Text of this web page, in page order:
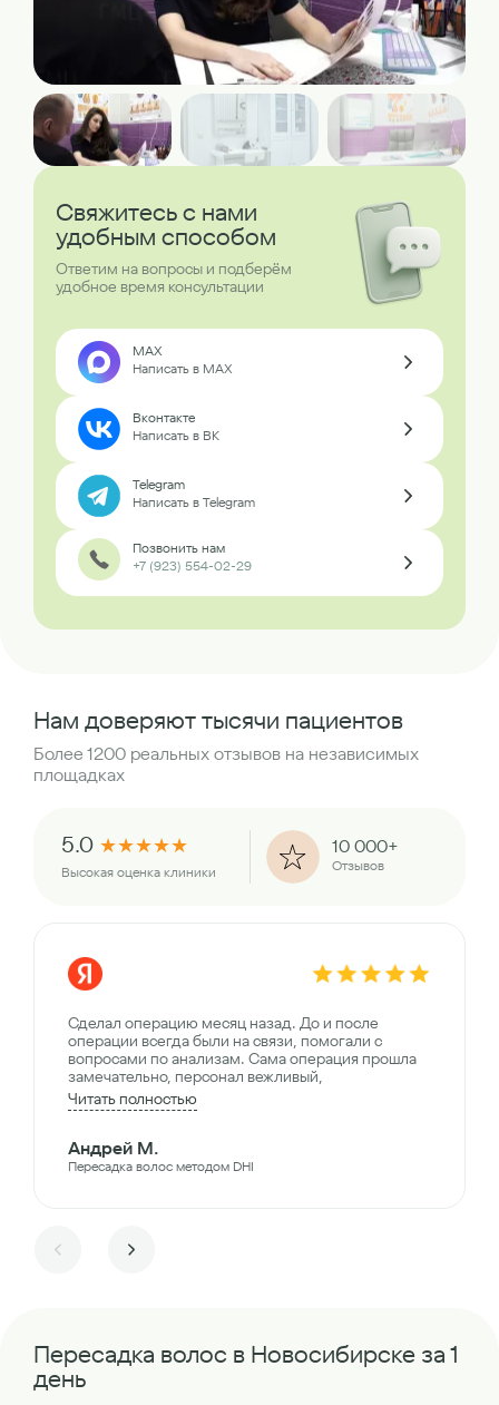
Свяжитесь с нами
удобным способом
Ответим на вопросы и подберём
удобное время консультации
MAX
Написать в MAX
Вконтакте
Написать в ВК
Telegram
Написать в Telegram
Позвонить нам
+7 (923) 554-02-29
Нам доверяют тысячи пациентов
Более 1200 реальных отзывов на независимых
площадках
5.0 ★★★★★
Высокая оценка клиники
10 000+
Отзывов
Сделал операцию месяц назад. До и после
операции всегда были на связи, помогали с
вопросами по анализам. Сама операция прошла
замечательно, персонал вежливый,
Читать полностью
Андрей М.
Пересадка волос методом DHI
Пересадка волос в Новосибирске за 1
день